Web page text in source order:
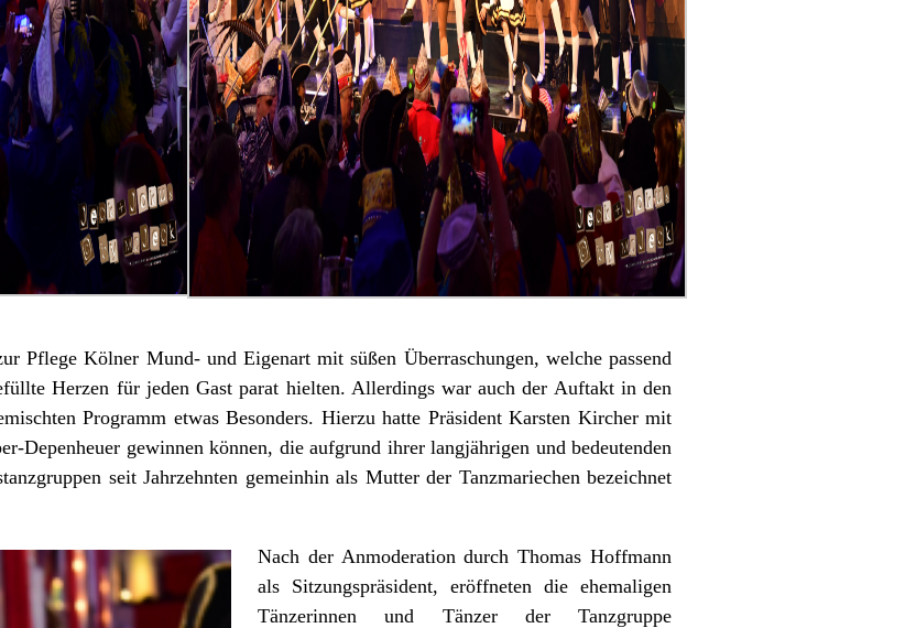
Pflege Kölner Mund- und Eigenart mit süßen Überraschungen, welche passend
Herzen für jeden Gast parat hielten. Allerdings war auch der Auftakt in den
Programm etwas Besonders. Hierzu hatte Präsident Karsten Kircher mit
Depenheuer gewinnen können, die aufgrund ihrer langjährigen und bedeutenden
seit Jahrzehnten gemeinhin als Mutter der Tanzmariechen bezeichnet
Nach der Anmoderation durch Thomas Hoffmann
als Sitzungspräsident, eröffneten die ehemaligen
Tänzerinnen und Tänzer der Tanzgruppe